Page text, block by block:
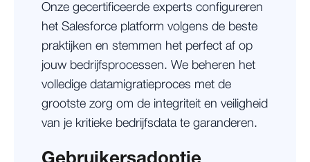
Onze gecertificeerde experts configureren
het Salesforce platform volgens de beste
praktijken en stemmen het perfect af op
jouw bedrijfsprocessen. We beheren het
volledige datamigratieproces met de
grootste zorg om de integriteit en veiligheid
van je kritieke bedrijfsdata te garanderen.
Gebruikersadoptie